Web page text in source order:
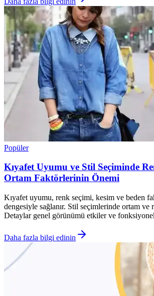
Popüler
Kıyafet Uyumu ve Stil Seçiminde
Ortam Faktörlerinin Önemi
Kıyafet uyumu, renk seçimi, kesim ve beden
dengesiyle sağlanır. Stil seçimlerinde ortam ve
Detaylar genel görünümü etkiler ve fonksiyonel
Daha fazla bilgi edinin